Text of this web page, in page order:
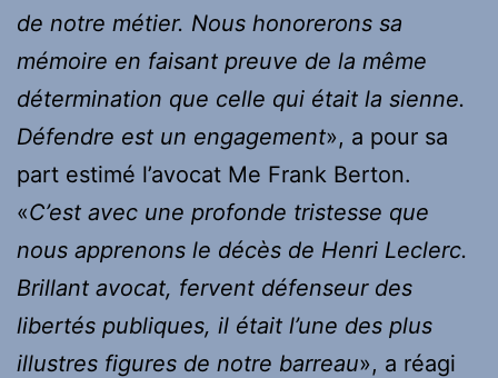
de notre métier. Nous honorerons sa
mémoire en faisant preuve de la même
détermination que celle qui était la sienne.
Défendre est un engagement», a pour sa
part estimé l’avocat Me Frank Berton.
«C’est avec une profonde tristesse que
nous apprenons le décès de Henri Leclerc.
Brillant avocat, fervent défenseur des
libertés publiques, il était l’une des plus
illustres figures de notre barreau», a réagi